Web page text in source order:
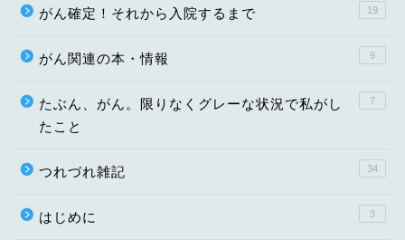
がん確定！それから入院するまで 19
がん関連の本・情報 9
たぶん、がん。限りなくグレーな状況で私がし
たこと
7
つれづれ雑記 34
はじめに 3